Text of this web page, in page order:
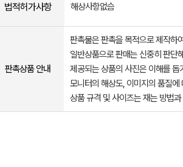
법적허가사항 해상사항없슴
판촉상품 안내
판촉물은 판촉을 목적으로 제작하
일반상품으로 판매는 신중히 판단
제공되는 상품의 사진은 이해를
모니터의 해상도, 이미지의 품질
상품 규격 및 사이즈는 재는 방법